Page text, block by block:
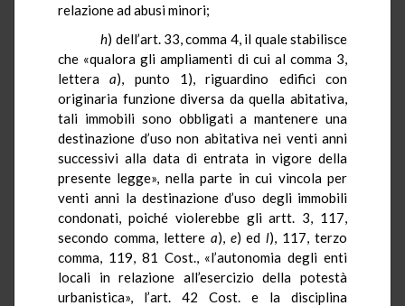
relazione ad abusi minori;
h) dell’art. 33, comma 4, il quale stabilisce
che «qualora gli ampliamenti di cui al comma 3,
letteraa), punto 1), riguardino edifici con
originaria funzione diversa da quella abitativa,
tali immobili sono obbligati a mantenere una
destinazione d’uso non abitativa nei venti anni
successivi alla data di entrata in vigore della
presente legge», nella parte in cui vincola per
venti anni la destinazione d’uso degli immobili
condonati, poiché violerebbe gli artt. 3, 117,
secondo comma, lettere a), e) ed l), 117, terzo
comma, 119, 81 Cost., «l’autonomia degli enti
locali in relazione all’esercizio della potestà
urbanistica», l’art. 42 Cost. e la disciplina